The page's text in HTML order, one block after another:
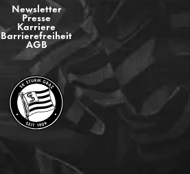
Newsletter
Presse
Karriere
Barrierefreiheit
AGB